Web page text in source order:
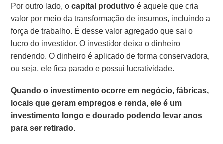
Por outro lado, ocapital produtivoé aquele que cria
valor por meio da transformação de insumos, incluindo a
força de trabalho. É desse valor agregado que sai o
lucro do investidor. O investidor deixa o dinheiro
rendendo. O dinheiro é aplicado de forma conservadora,
ou seja, ele fica parado e possui lucratividade.
Quando o investimento ocorre em negócio, fábricas,
locais que geram empregos e renda, ele é um
investimento longo e dourado podendo levar anos
para ser retirado.